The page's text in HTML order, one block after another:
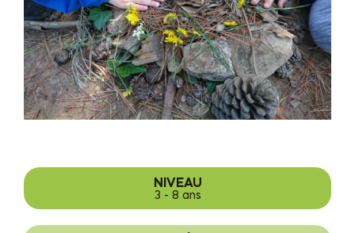
NIVEAU
3 - 8 ans